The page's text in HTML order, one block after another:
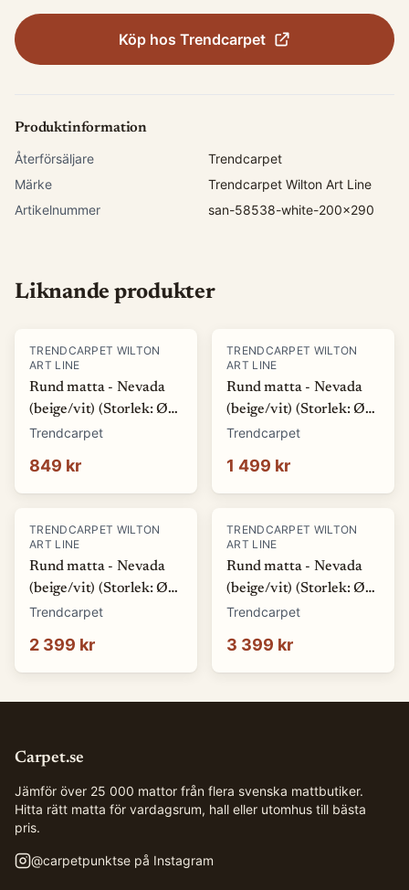
Köp hos Trendcarpet
Produktinformation
Återförsäljare
Trendcarpet
Märke
Trendcarpet Wilton Art Line
Artikelnummer
san-58538-white-200x290
Liknande produkter
TRENDCARPET WILTON
ART LINE
Rund matta - Nevada
(beige/vit) (Storlek: Ø
120 cm)
Trendcarpet
849 kr
TRENDCARPET WILTON
ART LINE
Rund matta - Nevada
(beige/vit) (Storlek: Ø
160 cm)
Trendcarpet
1 499 kr
TRENDCARPET WILTON
ART LINE
Rund matta - Nevada
(beige/vit) (Storlek: Ø
200 cm)
Trendcarpet
2 399 kr
TRENDCARPET WILTON
ART LINE
Rund matta - Nevada
(beige/vit) (Storlek: Ø
240 cm)
Trendcarpet
3 399 kr
Carpet.se
Jämför över 25 000 mattor från flera svenska mattbutiker.
Hitta rätt matta för vardagsrum, hall eller utomhus till bästa
pris.
@carpetpunktse på Instagram